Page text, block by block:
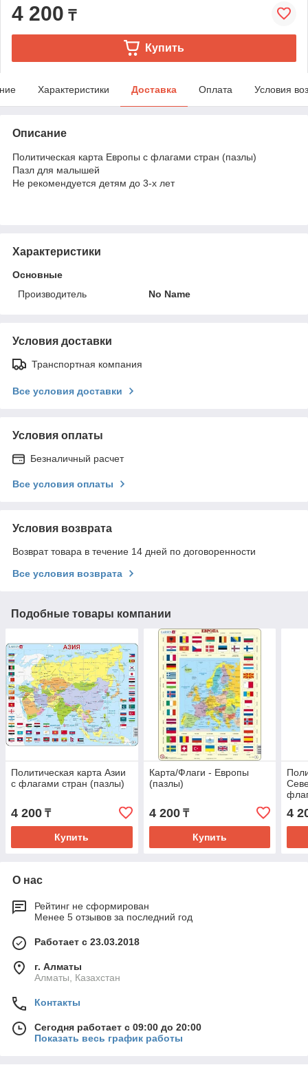
4 200 ₸
Купить
Характеристики Доставка Оплата Условия
Описание
Политическая карта Европы с флагами стран (пазлы)
Пазл для малышей
Не рекомендуется детям до 3-х лет
Характеристики
Основные
Производитель
No Name
Условия доставки
Транспортная компания
Все условия доставки
Условия оплаты
Безналичный расчет
Все условия оплаты
Условия возврата
Возврат товара в течение 14 дней по договоренности
Все условия возврата
Подобные товары компании
Политическая карта Азии
с флагами стран (пазлы)
4 200 ₸
Купить
Карта/Флаги - Европы
(пазлы)
4 200₸
Купить
4
О нас
Рейтинг не сформирован
Менее 5 отзывов за последний год
Работает с 23.03.2018
г. Алматы
Алматы, Казахстан
Контакты
Сегодня работает с 09:00 до 20:00
Показать весь график работы